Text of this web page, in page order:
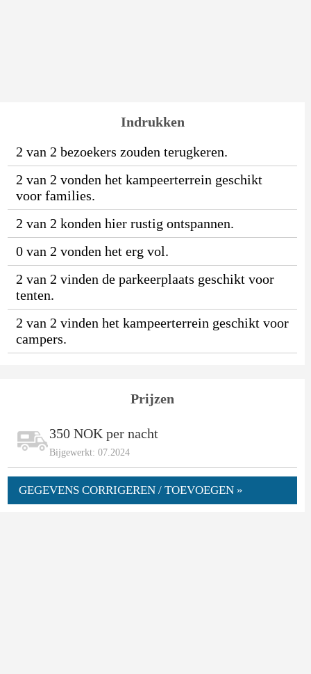
Indrukken
2 van 2 bezoekers zouden terugkeren.
2 van 2 vonden het kampeerterrein geschikt
voor families.
2 van 2 konden hier rustig ontspannen.
0 van 2 vonden het erg vol.
2 van 2 vinden de parkeerplaats geschikt voor
tenten.
2 van 2 vinden het kampeerterrein geschikt voor
campers.
Prijzen
350 NOK per nacht
Bijgewerkt: 07.2024
GEGEVENS CORRIGEREN / TOEVOEGEN »